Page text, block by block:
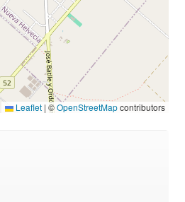
Leaflet | ©OpenStreetMapcontributors